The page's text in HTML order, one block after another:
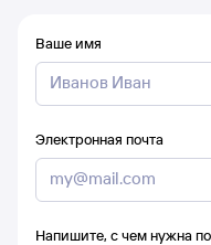
Ваше имя
Электронная почта
Напишите, с чем нужна